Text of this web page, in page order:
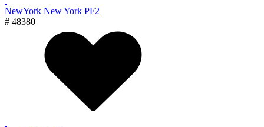
NewYork New York PF2
# 48380